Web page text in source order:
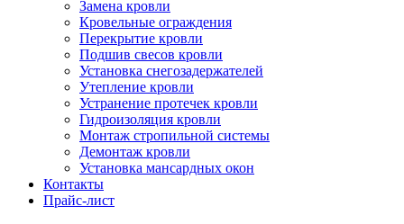
Замена кровли
Кровельные ограждения
Перекрытие кровли
Подшив свесов кровли
Установка снегозадержателей
Утепление кровли
Устранение протечек кровли
Гидроизоляция кровли
Монтаж стропильной системы
Демонтаж кровли
Установка мансардных окон
Контакты
Прайс-лист